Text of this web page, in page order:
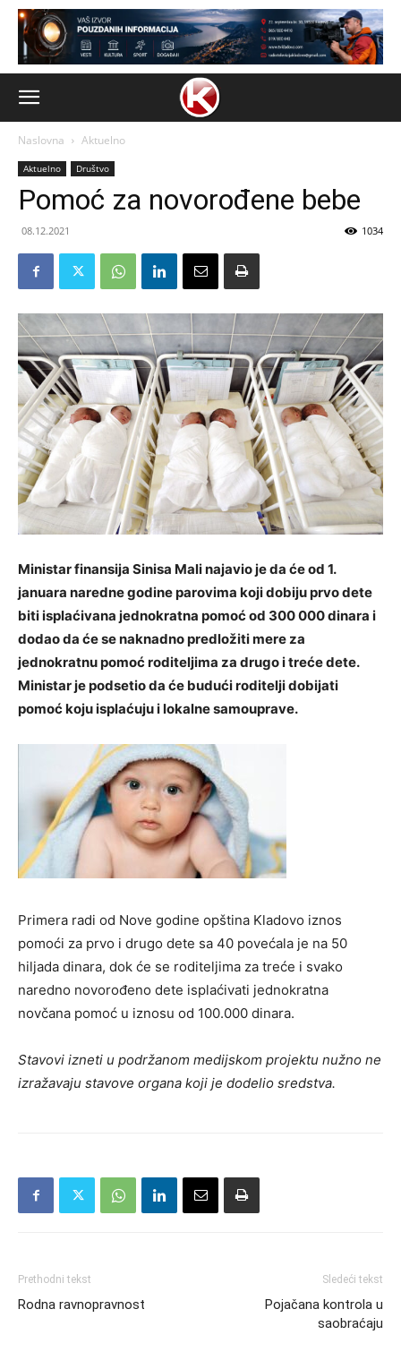
Naslovna Aktuelno
Aktuelno Društvo
Pomoć za novorođene bebe
08.12.2021 1034
Ministar finansija Sinisa Mali najavio je da će od 1.
januara naredne godine parovima koji dobiju prvo dete
biti isplaćivana jednokratna pomoć od 300 000 dinara i
dodao da će se naknadno predložiti mere za
jednokratnu pomoć roditeljima za drugo i treće dete.
Ministar je podsetio da će budući roditelji dobijati
pomoć koju isplaćuju i lokalne samouprave.
Primera radi od Nove godine opština Kladovo iznos
pomoći za prvo i drugo dete sa 40 povećala je na 50
hiljada dinara, dok će se roditeljima za treće i svako
naredno novorođeno dete isplaćivati jednokratna
novčana pomoć u iznosu od 100.000 dinara.
Stavovi izneti u podržanom medijskom projektu nužno ne
izražavaju stavove organa koji je dodelio sredstva.
Prethodni tekst
Rodna ravnopravnost
Sledeći tekst
Pojačana kontrola u
saobraćaju